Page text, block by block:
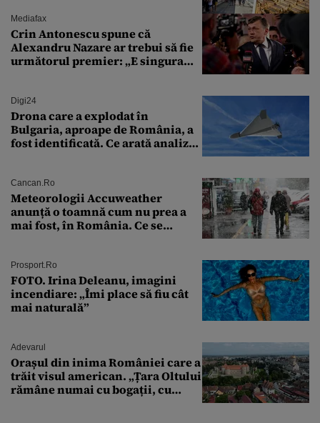
Mediafax
Crin Antonescu spune că
Alexandru Nazare ar trebui să fie
următorul premier: „E singura
Digi24
Drona care a explodat în
Bulgaria, aproape de România, a
fost identificată. Ce arată analiza
Cancan.ro
Meteorologii Accuweather
anunță o toamnă cum nu prea a
mai fost, în România. Ce se
București. Pe ce dată ninge
Prosport.ro
FOTO. Irina Deleanu, imagini
incendiare: „Îmi place să fiu cât
mai naturală”
Adevarul
Orașul din inima României care a
trăit visul american. „Țara Oltului
rămâne numai cu bogații, cu